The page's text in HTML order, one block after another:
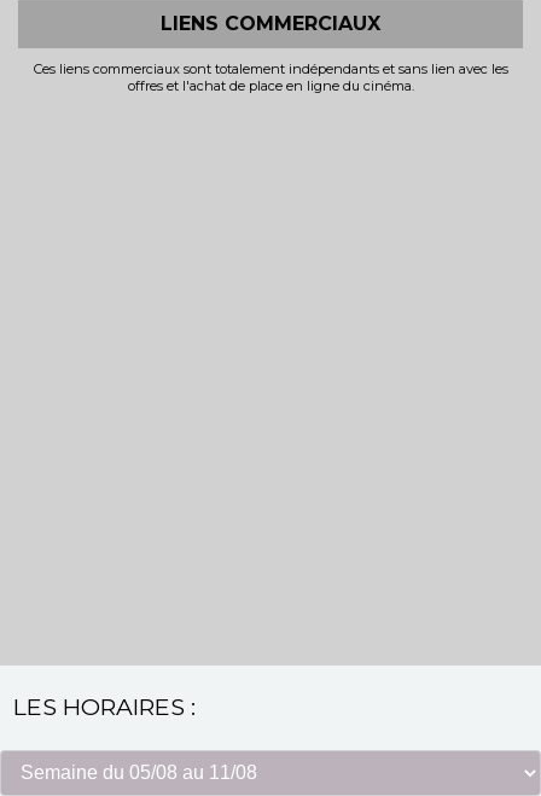
LIENS COMMERCIAUX
Ces liens commerciaux sont totalement indépendants et sans lien avec les
offres et l'achat de place en ligne du cinéma.
LES HORAIRES :